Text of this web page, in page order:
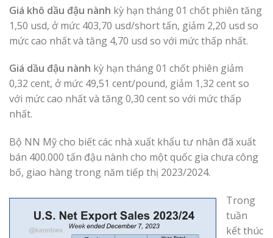
Giá khô dầu đậu nành kỳ hạn tháng 01 chốt phiên tăng
1,50 usd, ở mức 403,70 usd/short tấn, giảm 2,20 usd so
mức cao nhất và tăng 4,70 usd so với mức thấp nhất.
Giá dầu đậu nành kỳ hạn tháng 01 chốt phiên giảm
0,32 cent, ở mức 49,51 cent/pound, giảm 1,32 cent so
với mức cao nhất và tăng 0,30 cent so với mức thấp
nhất.
Bộ NN Mỹ cho biết các nhà xuất khẩu tư nhân đã xuất
bán 400.000 tấn đậu nành cho một quốc gia chưa công
bố, giao hàng trong năm tiếp thị 2023/2024.
Trong
tuần
kết thúc